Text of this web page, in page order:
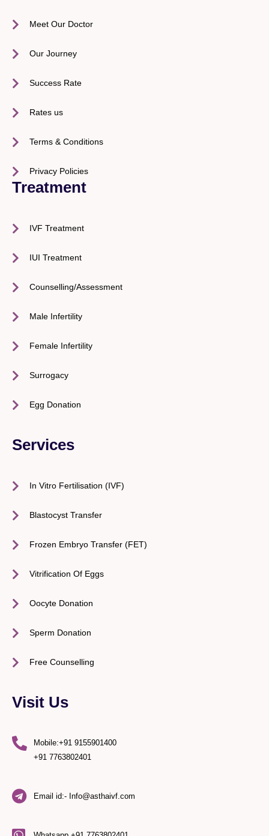
Meet Our Doctor
Our Journey
Success Rate
Rates us
Terms & Conditions
Privacy Policies
Treatment
IVF Treatment
IUI Treatment
Counselling/Assessment
Male Infertility
Female Infertility
Surrogacy
Egg Donation
Services
In Vitro Fertilisation (IVF)
Blastocyst Transfer
Frozen Embryo Transfer (FET)
Vitrification Of Eggs
Oocyte Donation
Sperm Donation
Free Counselling
Visit Us
Mobile:+91 9155901400
+91 7763802401
Email id:- Info@asthaivf.com